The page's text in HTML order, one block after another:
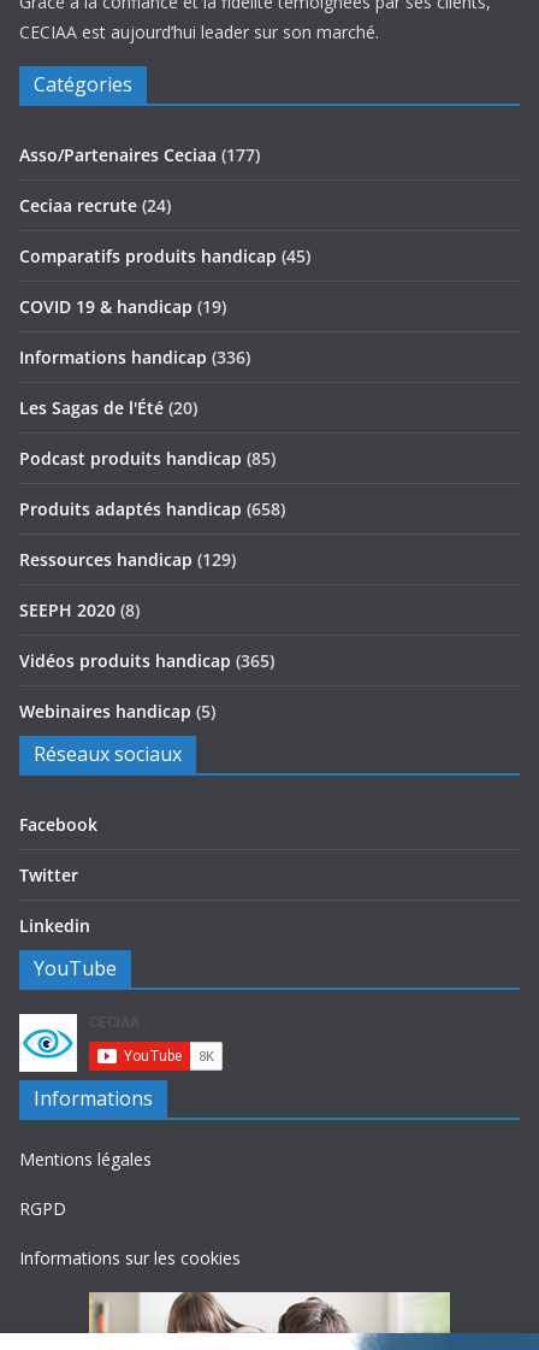
CECIAA est aujourd’hui leader sur son marché.
Catégories
Asso/Partenaires Ceciaa (177)
Ceciaa recrute (24)
Comparatifs produits handicap (45)
COVID 19 & handicap (19)
Informations handicap (336)
Les Sagas de l'Été (20)
Podcast produits handicap (85)
Produits adaptés handicap (658)
Ressources handicap (129)
SEEPH 2020 (8)
Vidéos produits handicap (365)
Webinaires handicap (5)
Réseaux sociaux
Facebook
Twitter
Linkedin
YouTube
Informations
Mentions légales
RGPD
Informations sur les cookies